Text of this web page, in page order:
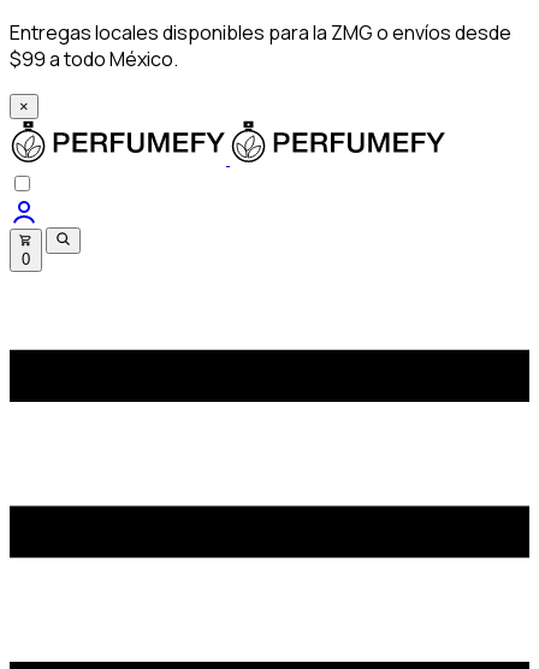
Entregas locales disponibles para la ZMG o envíos desde
$99 a todo México.
×
0